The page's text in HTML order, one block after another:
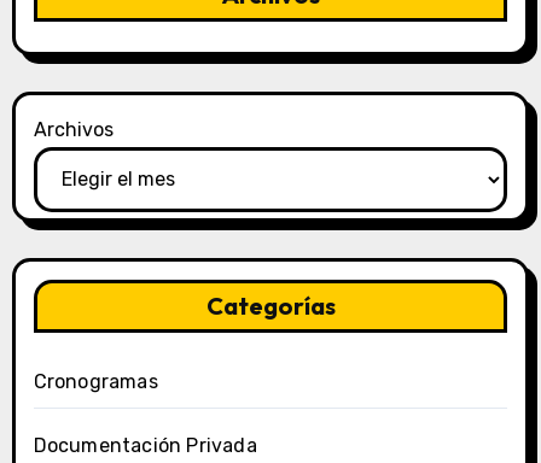
Archivos
Categorías
Cronogramas
Documentación Privada